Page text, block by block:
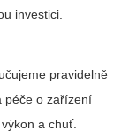
investici.
pravidelně
péče o zařízení
a chuť.